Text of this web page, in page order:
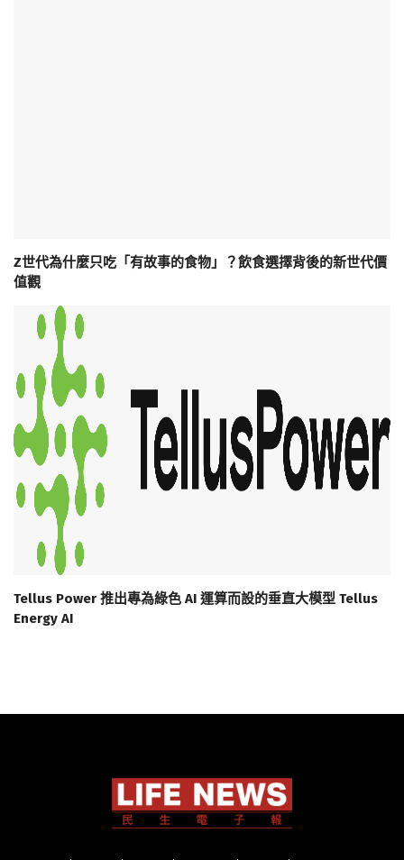
Z世代為什麼只吃「有故事的食物」？飲食選擇背後的新世代價
值觀
Tellus Power 推出專為綠色 AI 運算而設的垂直大模型 Tellus
Energy AI